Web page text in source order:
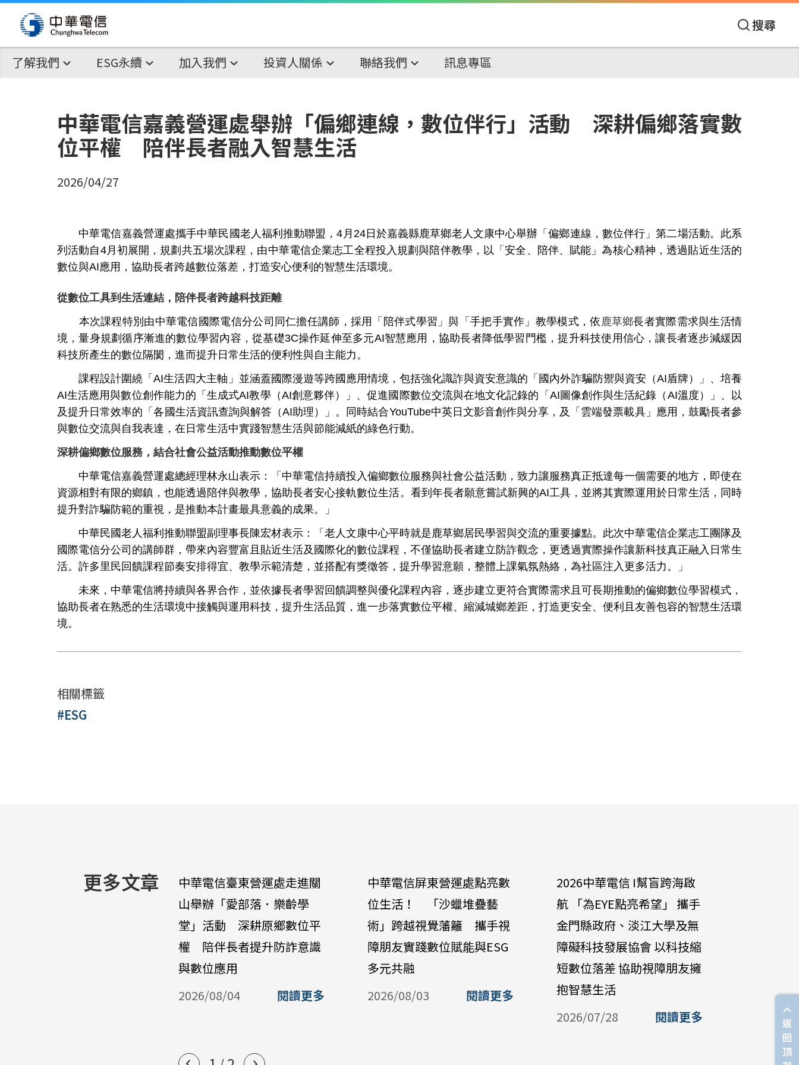
搜尋
了解我們 ESG永續 加入我們 投資人關係 聯絡我們 訊息專區
中華電信嘉義營運處舉辦「偏鄉連線，數位伴行」活動 深耕偏鄉落實數
位平權 陪伴長者融入智慧生活
2026/04/27
中華電信嘉義營運處攜手中華民國老人福利推動聯盟，4月24日於嘉義縣鹿草鄉老人文康中心舉辦「偏鄉連線，數位伴行」第二場活動。此系
列活動自4月初展開，規劃共五場次課程，由中華電信企業志工全程投入規劃與陪伴教學，以「安全、陪伴、賦能」為核心精神，透過貼近生活的
數位與AI應用，協助長者跨越數位落差，打造安心便利的智慧生活環境。
從數位工具到生活連結，陪伴長者跨越科技距離
本次課程特別由中華電信國際電信分公司同仁擔任講師，採用「陪伴式學習」與「手把手實作」教學模式，依 鹿草鄉長者實際需求與生活情
境，量身規劃循序漸進的數位學習內容，從基礎3C操作延伸至多元AI智慧應用，協助長者降低學習門檻，提升科技使用信心，讓長者逐步減緩因
科技所產生的數位隔閡，進而提升日常生活的便利性與自主能力。
課程設計圍繞「AI生活四大主軸」並涵蓋國際漫遊等跨國應用情境，包括強化識詐與資安意識的「國內外詐騙防禦與資安（AI盾牌）」、培養
AI生活應用與數位創作能力的「生成式AI教學（AI創意夥伴）」、促進國際數位交流與在地文化記錄的「AI圖像創作與生活紀錄（AI溫度）」、以
及提升日常效率的「各國生活資訊查詢與解答（AI助理）」。同時結合YouTube中英日文影音創作與分享，及「雲端發票載具」應用，鼓勵長者參
與數位交流與自我表達，在日常生活中實踐智慧生活與節能減紙的綠色行動。
深耕偏鄉數位服務，結合社會公益活動推動數位平權
中華電信嘉義營運處總經理林永山表示：「中華電信持續投入偏鄉數位服務與社會公益活動，致力讓服務真正抵達每一個需要的地方，即使在
資源相對有限的鄉鎮，也能透過陪伴與教學，協助長者安心接軌數位生活。看到年長者願意嘗試新興的AI工具，並將其實際運用於日常生活，同時
提升對詐騙防範的重視，是推動本計畫最具意義的成果。」
中華民國老人福利推動聯盟副理事長陳宏材表示：「老人文康中心平時就是鹿草鄉居民學習與交流的重要據點。此次中華電信企業志工團隊及
國際電信分公司的講師群，帶來內容豐富且貼近生活及國際化的數位課程，不僅協助長者建立防詐觀念，更透過實際操作讓新科技真正融入日常生
活。許多里民回饋課程節奏安排得宜、教學示範清楚，並搭配有獎徵答，提升學習意願，整體上課氣氛熱絡，為社區注入更多活力。」
未來，中華電信將持續與各界合作，並依據長者學習回饋調整與優化課程內容，逐步建立更符合實際需求且可長期推動的偏鄉數位學習模式，
協助長者在熟悉的生活環境中接觸與運用科技，提升生活品質，進一步落實數位平權、縮減城鄉差距，打造更安全、便利且友善包容的智慧生活環
境。
相關標籤
#ESG
更多文章
中華電信臺東營運處走進關
山舉辦「愛部落．樂齡學
堂」活動 深耕原鄉數位平
權 陪伴長者提升防詐意識
與數位應用
2026/08/04
閱讀更多
中華電信屏東營運處點亮數
位生活！ 「沙蠟堆疊藝
術」跨越視覺藩籬 攜手視
障朋友實踐數位賦能與ESG
多元共融
2026/08/03
閱讀更多
2026中華電信 I幫盲跨海啟
航 「為EYE點亮希望」 攜手
金門縣政府、淡江大學及無
障礙科技發展協會 以科技縮
短數位落差 協助視障朋友擁
抱智慧生活
2026/07/28
閱讀更多
返
回
頂